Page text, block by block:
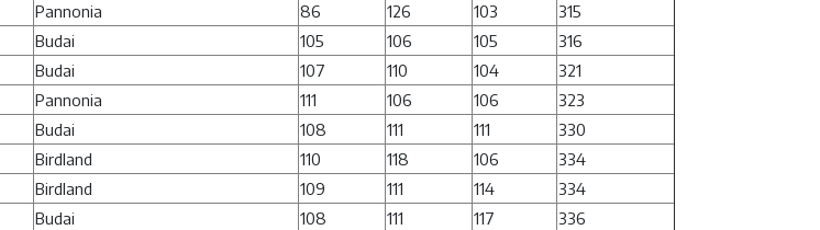
Pannonia 86 126 103
315
Budai 105 106 105
316
Budai 107 110 104
321
Pannonia 111 106 106
323
Budai 108 111 111
330
Birdland 110 118 106
334
Birdland 109 111 114
334
Budai 108 111 117
336